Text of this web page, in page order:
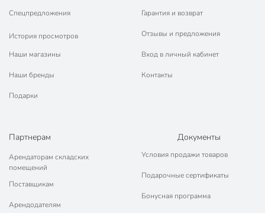
Спецпредложения
История просмотров
Наши магазины
Наши бренды
Подарки
Гарантия и возврат
Отзывы и предложения
Вход в личный кабинет
Контакты
Партнерам
Арендаторам складских
помещений
Поставщикам
Арендодателям
Документы
Условия продажи товаров
Подарочные сертификаты
Бонусная программа